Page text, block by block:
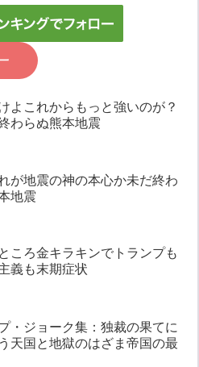
よこれからもっと強いのが？
わらぬ熊本地震
が地震の神の本心か未だ終わ
地震
ころ金キラキンでトランプも
義も末期症状
・ジョーク集：独裁の果てに
天国と地獄のはざま帝国の最